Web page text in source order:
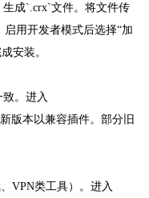
成`.crx`文件。将文件传
用开发者模式后选择“加
安装。
。进入
版本以兼容插件。部分旧
VPN类工具）。进入